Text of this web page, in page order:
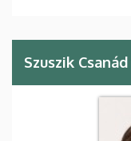
Szuszik Csanád